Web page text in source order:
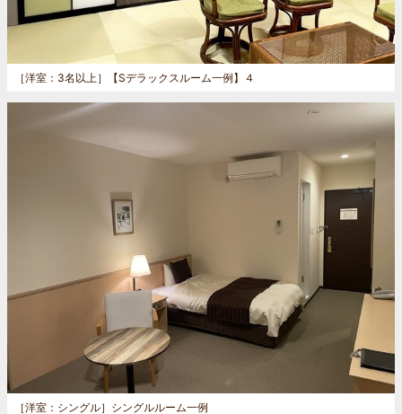
［洋室：3名以上］ 【Sデラックスルーム一例】４
［洋室：シングル］ シングルルーム一例